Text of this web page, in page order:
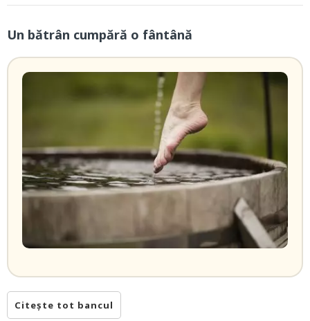
Un bătrân cumpără o fântână
Citește tot bancul